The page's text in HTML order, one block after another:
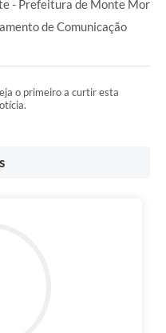
- Prefeitura de Monte Mor
de Comunicação
o primeiro a curtir esta